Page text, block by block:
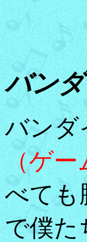
バン
バンダ
（ゲー
べても
で僕た